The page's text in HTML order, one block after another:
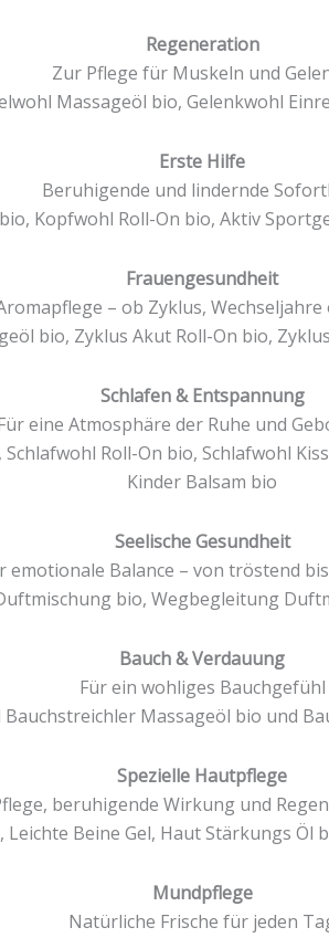
Regeneration
Zur Pflege für Muskeln und
Massageöl bio, Gelenkwohl
Erste Hilfe
Beruhigende und lindernde
Kopfwohl Roll-On bio, Aktiv
Frauengesundheit
– ob Zyklus,
bio, Zyklus Akut Roll-On bio,
Schlafen & Entspannung
eine Atmosphäre der Ruhe und
Roll-On bio, Schlafwohl
Kinder Balsam bio
Seelische Gesundheit
emotionale Balance – von tröstend
bio, Wegbegleitung
Bauch & Verdauung
Für ein wohliges Bauchgefühl
Bauchstreichler Massageöl bio und
Spezielle Hautpflege
beruhigende Wirkung und
Beine Gel, Haut Stärkungs
Mundpflege
Natürliche Frische für jeden